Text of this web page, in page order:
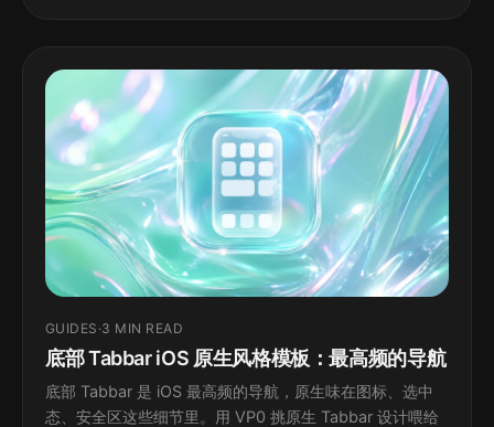
GUIDES ·3 MIN READ
底部 Tabbar iOS 原生风格模板：最高频的导航
底部 Tabbar 是 iOS 最高频的导航，原生味在图标、选中
态、安全区这些细节里。用 VP0 挑原生 Tabbar 设计喂给